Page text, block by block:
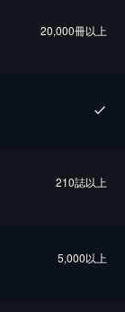
20,000冊以上
210誌以上
5,000以上